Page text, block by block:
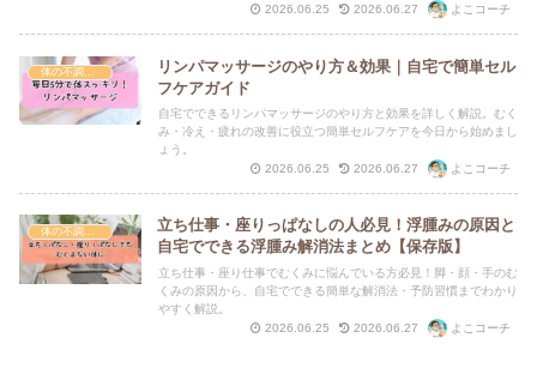
2026.06.25
2026.06.27 よこコーチ
リンパマッサージのやり方＆効果｜自宅で簡単セル
フケアガイド
自宅でできるリンパマッサージのやり方と効果を詳しく解説。むく
み・冷え・疲れの改善に役立つ簡単セルフケアを今日から始めまし
ょう。
2026.06.25
2026.06.27 よこコーチ
立ち仕事・座りっぱなしの人必見！浮腫みの原因と
自宅でできる浮腫み解消法まとめ【保存版】
立ち仕事・座り仕事でむくみに悩んでいる方必見！脚・顔・手のむ
くみの原因から、自宅でできる簡単な解消法・予防習慣までわかり
やすく解説。
2026.06.25
2026.06.27 よこコーチ